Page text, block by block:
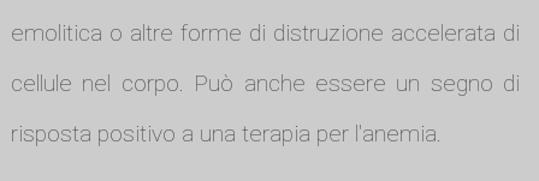
emolitica o altre forme di distruzione accelerata di
cellule nel corpo. Può anche essere un segno di
risposta positivo a una terapia per l'anemia.